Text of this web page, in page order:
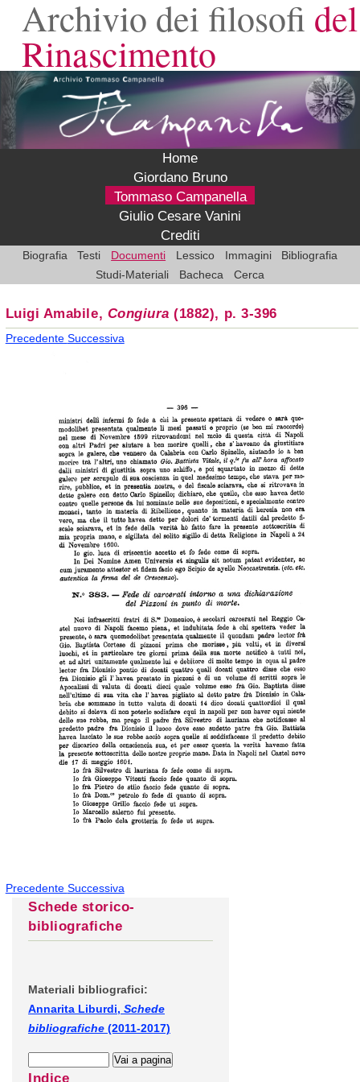
Archivio dei filosofi del
Rinascimento
Home
Giordano Bruno
Tommaso Campanella
Giulio Cesare Vanini
Crediti
Biografia Testi Documenti Lessico Immagini
Bibliografia
Studi-Materiali
Bacheca Cerca
Luigi Amabile, Congiura (1882), p. 3-396
Precedente Successiva
Precedente Successiva
Schede storico-
bibliografiche
Materiali bibliografici:
Annarita Liburdi, Schede
bibliografiche (2011-2017)
Indice